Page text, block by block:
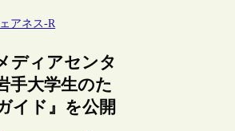
アネス-R
ディアセンタ
手大学生のた
イド』を公開